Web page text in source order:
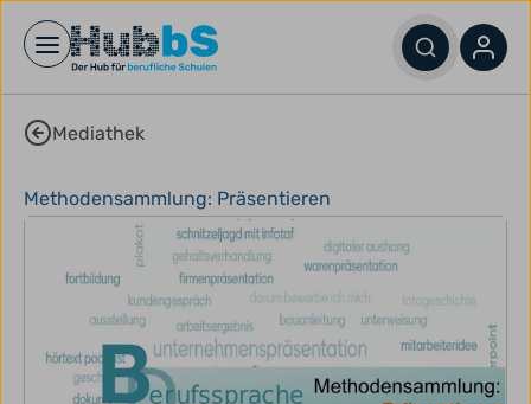
Open main menu
Mediathek
Methodensammlung: Präsentieren